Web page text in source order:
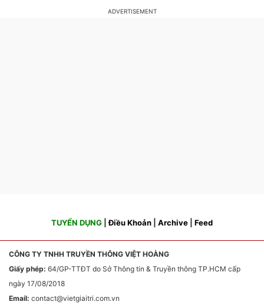
TUYỂN DỤNG |Điều Khoản Archive Feed
CÔNG TY TNHH TRUYỀN THÔNG VIỆT HOÀNG
Giấy phép: 64/GP-TTĐT do Sở Thông tin & Truyền thông TP.HCM cấp
ngày 17/08/2018
Email: contact@vietgiaitri.com.vn